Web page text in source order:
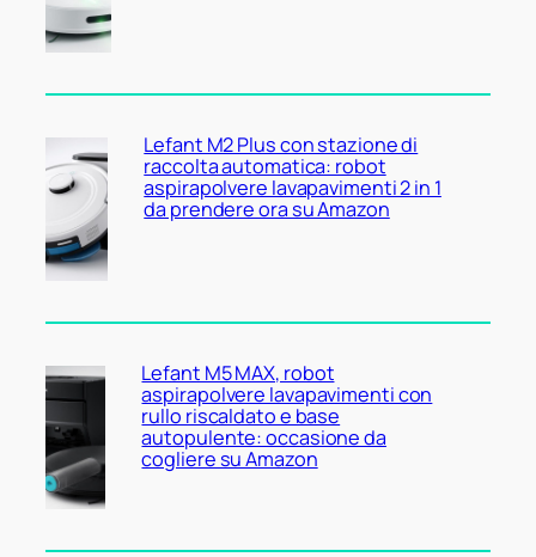
Lefant M2 Plus con stazione di
raccolta automatica: robot
aspirapolvere lavapavimenti 2 in 1
da prendere ora su Amazon
Lefant M5 MAX, robot
aspirapolvere lavapavimenti con
rullo riscaldato e base
autopulente: occasione da
cogliere su Amazon